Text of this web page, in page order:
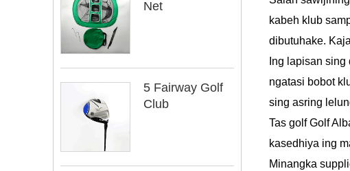
Net
5 Fairway Golf
Club
kabeh klub
dibutuhake.
Ing lapisan
ngatasi bobot
sing asring
Tas golf Golf
kasedhiya ing
Minangka